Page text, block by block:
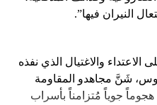
النيران فيها”.
الاعتداء والاغتيال الذي نفذه
شَنَّ مجاهدو المقاومة
الإسلامية يوم الاثنين 19-8-2024 هجوماً جوياً مُتزامناً بأسراب